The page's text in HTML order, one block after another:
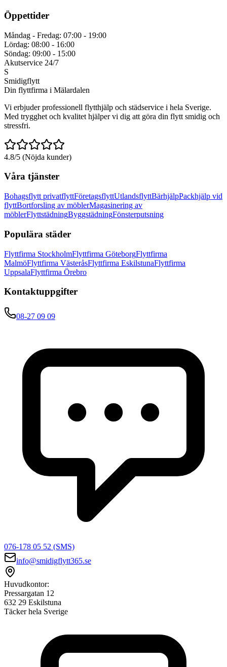
Öppettider
Måndag - Fredag: 07:00 - 19:00
Lördag: 08:00 - 16:00
Söndag: 09:00 - 15:00
Akutservice 24/7
S
Smidigflytt
Din flyttfirma i Mälardalen
Vi erbjuder professionell flytthjälp och städservice i hela Sverige.
Med trygghet och kvalitet hjälper vi dig att göra din flytt smidig och
stressfri.
4.8/5 (Nöjda kunder)
Våra tjänster
Bohagsflytt privatflyttFöretagsflyttUtlandsflyttBärhjälpPackhjälp vid
flyttBortforsling av möblerMagasinering av
möblerFlyttstädningByggstädningFönsterputsning
Populära städer
Flyttfirma StockholmFlyttfirma GöteborgFlyttfirma
MalmöFlyttfirma VästeråsFlyttfirma EskilstunaFlyttfirma
UppsalaFlyttfirma Örebro
Kontaktuppgifter
08-27 09 09
076-178 05 52 (SMS)
info@smidigflytt365.se
Huvudkontor:
Pressargatan 12
632 29 Eskilstuna
Täcker hela Sverige